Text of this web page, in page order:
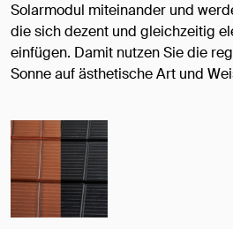
Solarmodul miteinander und
die sich dezent und gleichzeitig
einfügen. Damit nutzen Sie die
Sonne auf ästhetische Art und